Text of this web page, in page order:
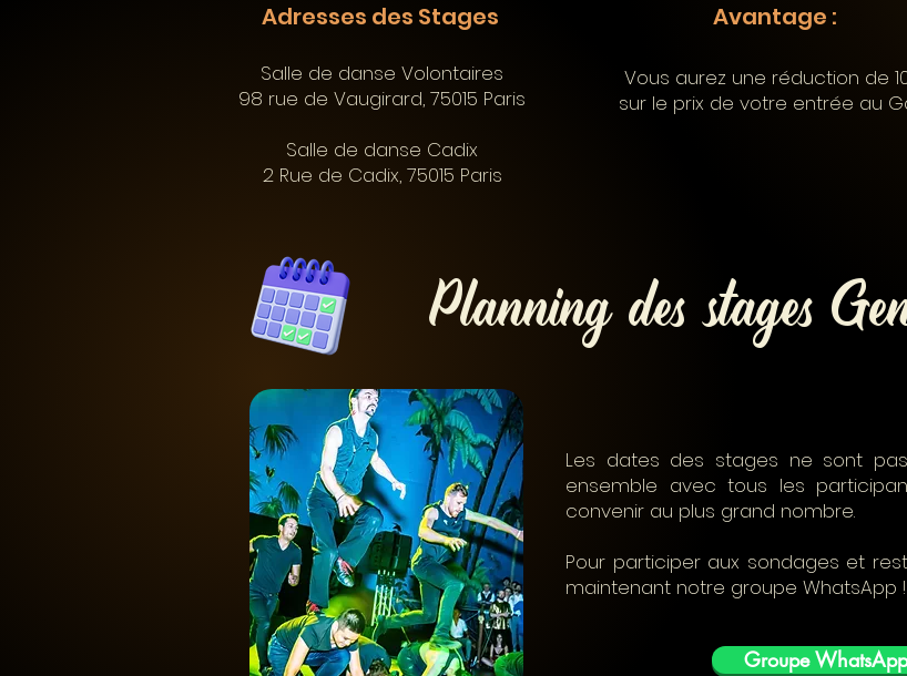
Adresses des Stages
Salle de danse Volontaires
98 rue de Vaugirard, 75015 Paris
Salle de danse Cadix
2 Rue de Cadix, 75015 Paris
Avantage :
Vous aurez une réduction de
sur le prix de votre entrée au
Planning des stages
Les dates des stages ne sont
ensemble avec tous les
convenir au plus grand nombre.
Pour participer aux sondages et
maintenant notre groupe WhatsApp !
Groupe